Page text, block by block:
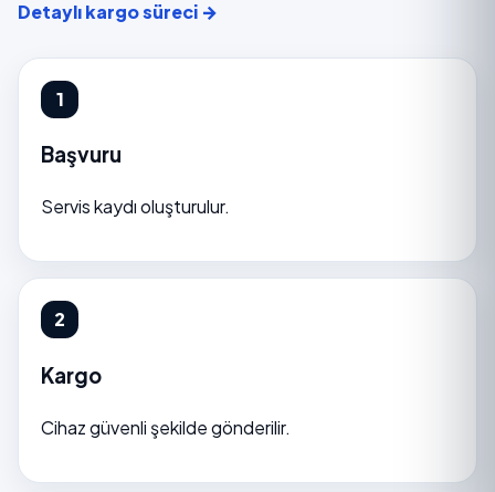
Detaylı kargo süreci →
Başvuru
Servis kaydı oluşturulur.
Kargo
Cihaz güvenli şekilde gönderilir.